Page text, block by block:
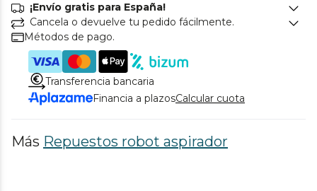
¡Envío gratis para España!
Cancela o devuelve tu pedido fácilmente.
Métodos de pago.
Transferencia bancaria
Financia a plazosCalcular cuota
Más Repuestos robot aspirador